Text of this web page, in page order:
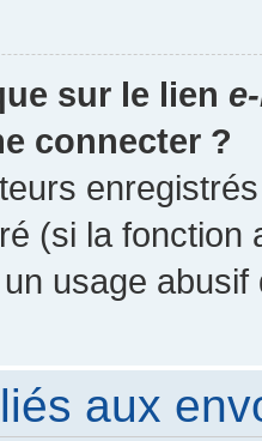
sur le lien
connecter ?
(si la fonction
usage
aux